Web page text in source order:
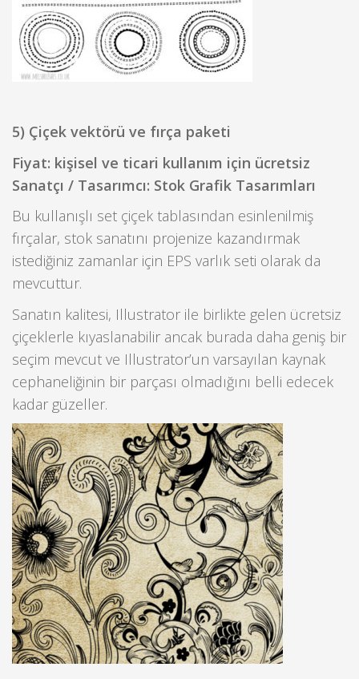
5) Çiçek vektörü ve fırça paketi
Fiyat: kişisel ve ticari kullanım için ücretsiz
Sanatçı / Tasarımcı: Stok Grafik Tasarımları
Bu kullanışlı set çiçek tablasından esinlenilmiş
fırçalar, stok sanatını projenize kazandırmak
istediğiniz zamanlar için EPS varlık seti olarak da
mevcuttur.
Sanatın kalitesi, Illustrator ile birlikte gelen ücretsiz
çiçeklerle kıyaslanabilir ancak burada daha geniş bir
seçim mevcut ve Illustrator’un varsayılan kaynak
cephaneliğinin bir parçası olmadığını belli edecek
kadar güzeller.